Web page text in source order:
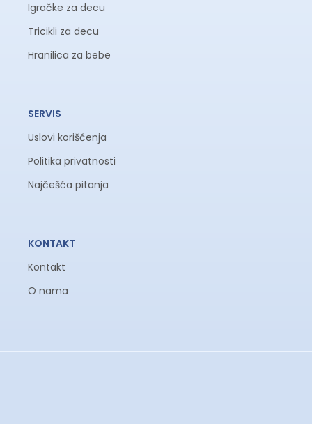
Igračke za decu
Tricikli za decu
Hranilica za bebe
SERVIS
Uslovi korišćenja
Politika privatnosti
Najčešća pitanja
KONTAKT
Kontakt
O nama